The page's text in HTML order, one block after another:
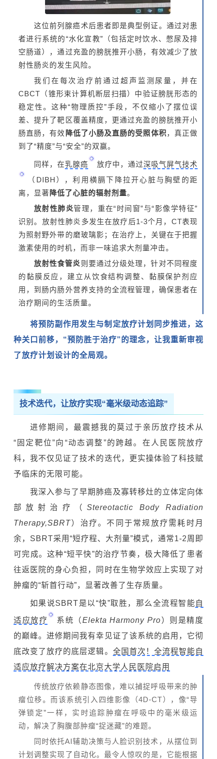
这位前列腺癌术后患者即是典型例证。通过对患
者进行系统的“水化宣教”（包括定时饮水、憋尿及排
空肠道），通过充盈的膀胱推开小肠，有效减少了放
射性肠炎的发生风险。
我们在每次治疗前通过超声监测尿量，并在
CBCT（锥形束计算机断层扫描）中验证膀胱形态的
稳定性。这种“物理质控”手段，不仅缩小了摆位误
差、提升了靶区覆盖精度，更通过充盈的膀胱推开小
肠直肠，有效 降低了小肠及直肠的受照体积，真正做
到了“精度”与“安全”的双赢。
同样，在乳腺癌 放疗中，通过深吸气屏气技术
（DIBH），利用横膈下降拉开心脏与胸壁的距
离，显著降低了心脏的辐射剂量。
放射性肺炎管理，重在“时间窗”与“影像学特征”
识别。放射性肺炎多发生在放疗后1-3个月，CT表现
为照射野外带的磨玻璃影；在治疗上，关键在于把握
激素使用的时机，而非一味追求大剂量冲击。
放射性食管炎 则要通过分级处理，针对不同程度
的黏膜反应，建立从饮食结构调整、黏膜保护剂应
用，到肠内肠外营养支持的全流程管理，确保患者在
治疗期间的生活质量。
将预防副作用发生与制定放疗计划同步推进，这
种关口前移，“预防胜于治疗”的理念，让我重新审视
了放疗计划设计的全局观。
技术迭代，让放疗实现“毫米级动态追踪”
进修期间，最震撼我的莫过于亲历放疗技术从
“固定靶位”向“动态调整”的跨越。在人民医院放疗
科，我不仅见证了技术的迭代，更实操体验了科技赋
予临床的无限可能。
我深入参与了早期肺癌及寡转移灶的立体定向体
部放射治疗（ Stereotactic Body Radiation
Therapy,SBRT）治疗。不同于常规放疗需耗时月
余，SBRT采用“短疗程、大剂量”模式，通常1-2周即
可完成。这种“短平快”的治疗节奏，极大降低了患者
往返医院的身心负担，同时在生物学效应上实现了对
肿瘤的“斩首行动”，显著改善了生存质量。
如果说SBRT是以“快”取胜，那么全流程智能自
适应放疗 系统（Elekta Harmony Pro）则是精度
的巅峰。进修期间我有幸见证了该系统的启用，它彻
底改变了放疗的底层逻辑。 全国首次！全流程智能自
适应放疗解决方案在北京大学人民医院启用
传统放疗依赖静态图像，难以捕捉呼吸带来的肿
瘤位移。而该系统引入四维影像（4D-CT），像“导
弹锁定”一样，实时追踪肿瘤在呼吸中的毫米级运
动，解决了胸腹部肿瘤“捉迷藏”的难题。
同时依托AI辅助决策与人脸识别技术，从摆位到
计划调整实现了自动化。最令人惊叹的是，它能根据